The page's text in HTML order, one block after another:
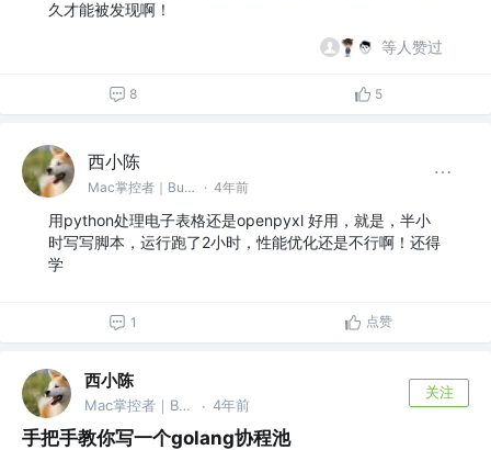
久才能被发现啊！
等人赞过
8 5
西小陈
Mac掌控者｜Bug缔造和毁灭者 @中通科技 · 4年前
用python处理电子表格还是openpyxl 好用，就是，半小
时写写脚本，运行跑了2小时，性能优化还是不行啊！还得
学
1 点赞
西小陈
Mac掌控者｜Bug缔造和毁灭者 @中通科技 · 4年前
关注
手把手教你写一个golang协程池